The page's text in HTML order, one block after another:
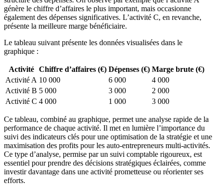
génère le chiffre d’affaires le plus important, mais occasionne
également des dépenses significatives. L’activité C, en revanche,
présente la meilleure marge bénéficiaire.
Le tableau suivant présente les données visualisées dans le
graphique :
Activité Chiffre d’affaires (€) Dépenses (€) Marge brute (€)
Activité A 10 000 6 000
4 000
Activité B 5 000 3 000
2 000
Activité C 4 000 1 000 3 000
Ce tableau, combiné au graphique, permet une analyse rapide de la
performance de chaque activité. Il met en lumière l’importance du
suivi des indicateurs clés pour une optimisation de la stratégie et une
maximisation des profits pour les auto-entrepreneurs multi-activités.
Ce type d’analyse, permise par un suivi comptable rigoureux, est
essentiel pour prendre des décisions stratégiques éclairées, comme
investir davantage dans une activité prometteuse ou réorienter ses
efforts.